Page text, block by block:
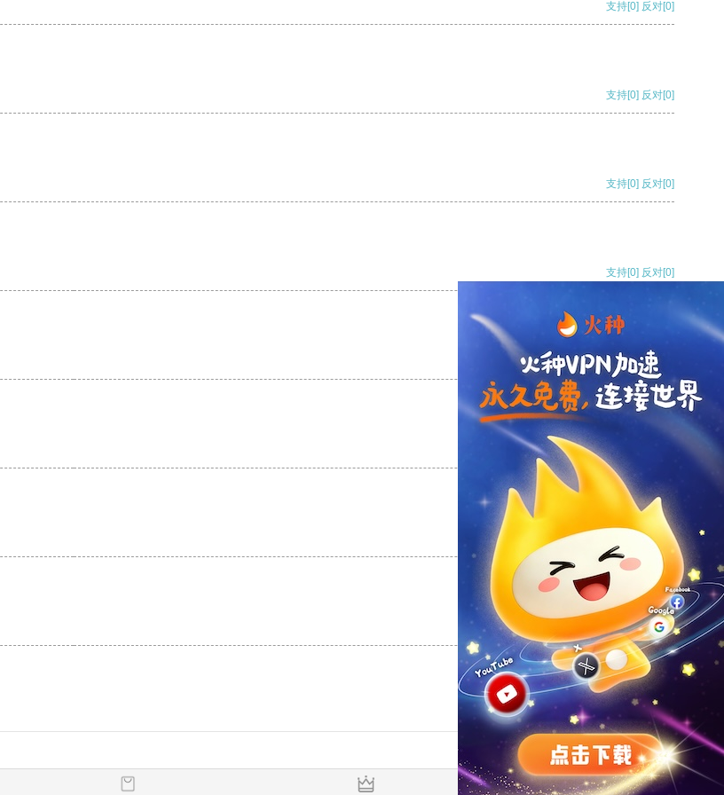
支持[0] 反对[0]
支持[0] 反对[0]
支持[0] 反对[0]
支持[0] 反对[0]
支持[0] 反对
支持
反对 [0]
支持[0] 反对[0]